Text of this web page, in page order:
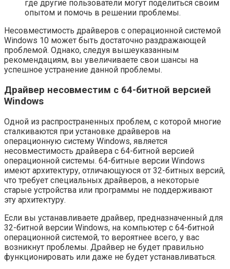
где другие пользователи могут поделиться своим
опытом и помочь в решении проблемы.
Несовместимость драйверов с операционной системой
Windows 10 может быть достаточно раздражающей
проблемой. Однако, следуя вышеуказанным
рекомендациям, вы увеличиваете свои шансы на
успешное устранение данной проблемы.
Драйвер несовместим с 64-битной версией
Windows
Одной из распространенных проблем, с которой многие
сталкиваются при установке драйверов на
операционную систему Windows, является
несовместимость драйвера с 64-битной версией
операционной системы. 64-битные версии Windows
имеют архитектуру, отличающуюся от 32-битных версий,
что требует специальных драйверов, а некоторые
старые устройства или программы не поддерживают
эту архитектуру.
Если вы устанавливаете драйвер, предназначенный для
32-битной версии Windows, на компьютер с 64-битной
операционной системой, то вероятнее всего, у вас
возникнут проблемы. Драйвер не будет правильно
функционировать или даже не будет устанавливаться.